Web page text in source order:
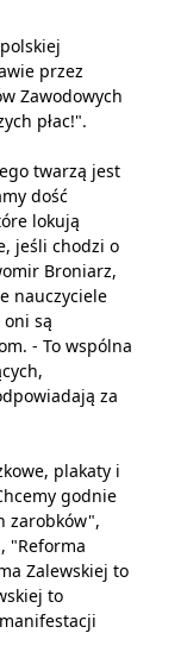
przez
Zawodowych
płac!".
twarzą jest
dość
lokują
jeśli chodzi o
Broniarz,
nauczyciele
są
- To wspólna
za
plakaty i
godnie
zarobków",
"Reforma
Zalewskiej to
to